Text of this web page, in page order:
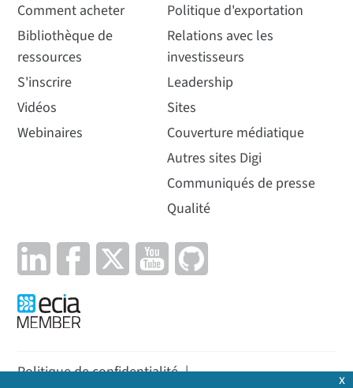
Comment acheter
Bibliothèque de
ressources
S'inscrire
Vidéos
Webinaires
Politique d'exportation
Relations avec les
investisseurs
Leadership
Sites
Couverture médiatique
Autres sites Digi
Communiqués de presse
Qualité
Politique de confidentialité |
x